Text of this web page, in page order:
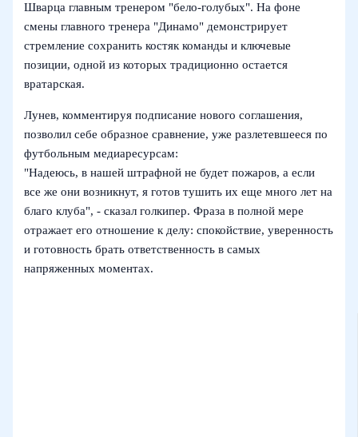
Шварца главным тренером "бело‑голубых". На фоне
смены главного тренера "Динамо" демонстрирует
стремление сохранить костяк команды и ключевые
позиции, одной из которых традиционно остается
вратарская.
Лунев, комментируя подписание нового соглашения,
позволил себе образное сравнение, уже разлетевшееся по
футбольным медиаресурсам:
"Надеюсь, в нашей штрафной не будет пожаров, а если
все же они возникнут, я готов тушить их еще много лет на
благо клуба", - сказал голкипер. Фраза в полной мере
отражает его отношение к делу: спокойствие, уверенность
и готовность брать ответственность в самых
напряженных моментах.